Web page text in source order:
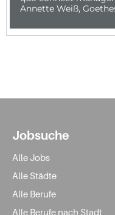
Jobsuche
Alle Jobs
Alle Städte
Alle Berufe
Alle Berufe nach Stadt